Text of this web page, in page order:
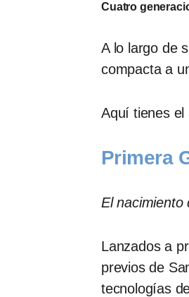
Cuatro
A lo largo de
compacta a
Aquí tienes el
Primera
El nacimiento
Lanzados a
previos de
tecnologías